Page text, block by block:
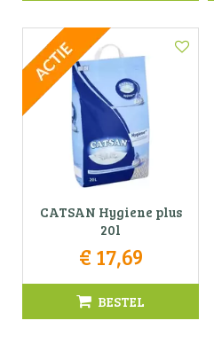
CATSAN Hygiene plus
20l
€ 17,69
BESTEL